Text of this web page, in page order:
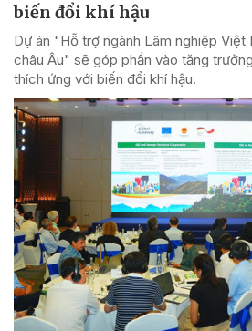
biến đổi khí hậu
Dự án "Hỗ trợ ngành Lâm nghiệp Việt
châu Âu" sẽ góp phần vào tăng
thích ứng với biến đổi khí hậu.